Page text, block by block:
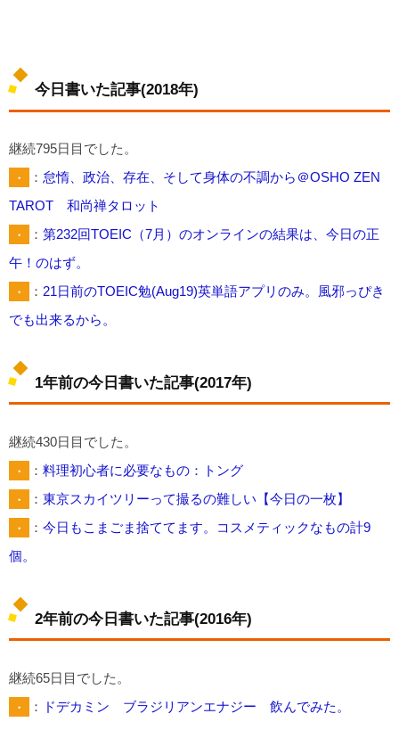
今日書いた記事(2018年)
継続795日目でした。
・
： 怠惰、政治、存在、そして身体の不調から＠OSHO ZEN
TAROT 和尚禅タロット
・
： 第232回TOEIC（7月）のオンラインの結果は、今日の正
午！のはず。
・
： 21日前のTOEIC勉(Aug19)英単語アプリのみ。風邪っぴき
でも出来るから。
1年前の今日書いた記事(2017年)
継続430日目でした。
・
： 料理初心者に必要なもの：トング
・
： 東京スカイツリーって撮るの難しい【今日の一枚】
・
： 今日もこまごま捨ててます。コスメティックなもの計9
個。
2年前の今日書いた記事(2016年)
継続65日目でした。
・
： ドデカミン ブラジリアンエナジー 飲んでみた。